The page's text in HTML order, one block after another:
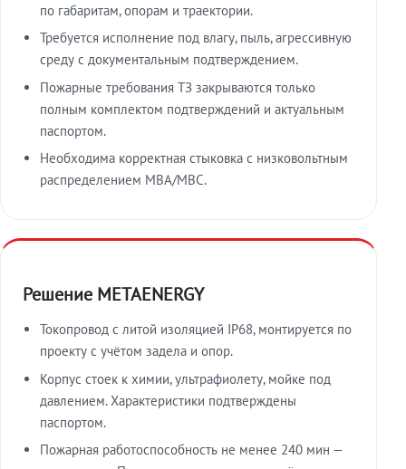
по габаритам, опорам и траектории.
Требуется исполнение под влагу, пыль, агрессивную
среду с документальным подтверждением.
Пожарные требования ТЗ закрываются только
полным комплектом подтверждений и актуальным
паспортом.
Необходима корректная стыковка с низковольтным
распределением МВА/МВС.
Решение METAENERGY
Токопровод с литой изоляцией IP68, монтируется по
проекту с учётом задела и опор.
Корпус стоек к химии, ультрафиолету, мойке под
давлением. Характеристики подтверждены
паспортом.
Пожарная работоспособность не менее 240 мин —